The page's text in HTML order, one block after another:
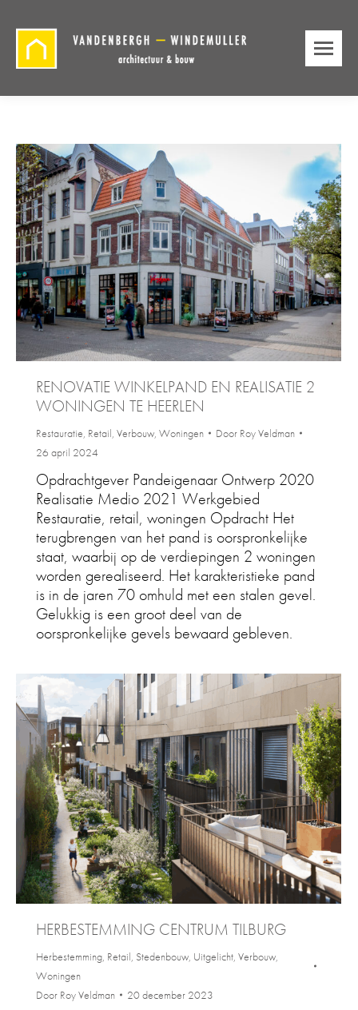
RENOVATIE WINKELPAND EN REALISATIE 2
WONINGEN TE HEERLEN
Restauratie Retail Verbouw Woningen Door Roy Veldman
26 april 2024
Opdrachtgever Pandeigenaar Ontwerp 2020
Realisatie Medio 2021 Werkgebied
Restauratie, retail, woningen Opdracht Het
terugbrengen van het pand is oorspronkelijke
staat, waarbij op de verdiepingen 2 woningen
worden gerealiseerd. Het karakteristieke pand
is in de jaren 70 omhuld met een stalen gevel.
Gelukkig is een groot deel van de
oorspronkelijke gevels bewaard gebleven.
HERBESTEMMING CENTRUM TILBURG
Herbestemming, Retail, Stedenbouw, Uitgelicht, Verbouw,
Woningen
Door Roy Veldman 20 december 2023